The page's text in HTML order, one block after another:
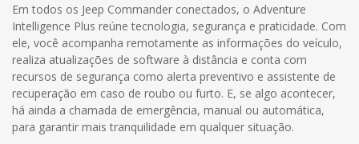
Em todos os Jeep Commander conectados, o Adventure
Intelligence Plus reúne tecnologia, segurança e praticidade. Com
ele, você acompanha remotamente as informações do veículo,
realiza atualizações de software à distância e conta com
recursos de segurança como alerta preventivo e assistente de
recuperação em caso de roubo ou furto. E, se algo acontecer,
há ainda a chamada de emergência, manual ou automática,
para garantir mais tranquilidade em qualquer situação.